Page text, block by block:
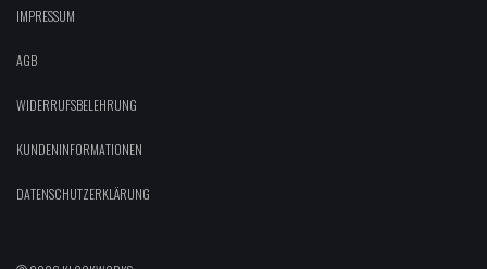
IMPRESSUM
AGB
WIDERRUFSBELEHRUNG
KUNDENINFORMATIONEN
DATENSCHUTZERKLÄRUNG